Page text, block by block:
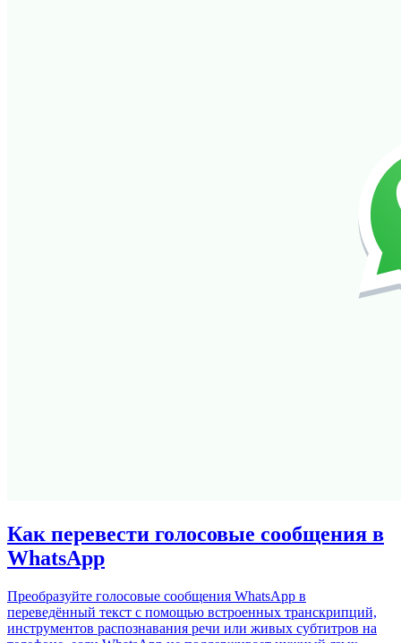
Как перевести голосовые сообщения в
WhatsApp
Преобразуйте голосовые сообщения WhatsApp в
переведённый текст с помощью встроенных транскрипций,
инструментов распознавания речи или живых субтитров на